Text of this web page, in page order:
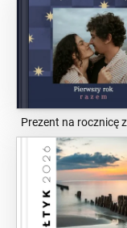
Prezent na rocznicę